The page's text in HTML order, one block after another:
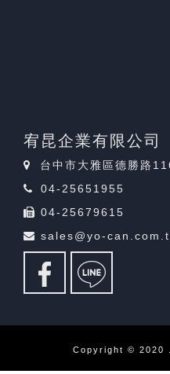
宥昆企業有限公司
台中市大雅區德勝路
04-25651955
04-25679615
sales@yo-
Copyright © 2020